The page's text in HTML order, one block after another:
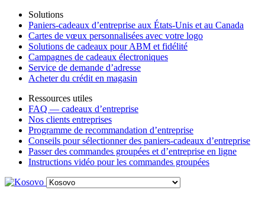
Solutions
Paniers-cadeaux d’entreprise aux États-Unis et au Canada
Cartes de vœux personnalisées avec votre logo
Solutions de cadeaux pour ABM et fidélité
Campagnes de cadeaux électroniques
Service de demande d’adresse
Acheter du crédit en magasin
Ressources utiles
FAQ — cadeaux d’entreprise
Nos clients entreprises
Programme de recommandation d’entreprise
Conseils pour sélectionner des paniers-cadeaux d’entreprise
Passer des commandes groupées et d’entreprise en ligne
Instructions vidéo pour les commandes groupées